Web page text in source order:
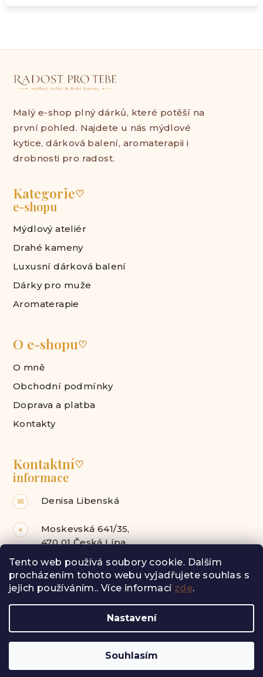
Tento web používá soubory cookie. Dalším
procházením tohoto webu vyjadřujete souhlas s
jejich používáním.. Více informací zde.
Nastavení
Souhlasím
Malý e-shop plný dárků, které potěší na
první pohled. Najdete u nás mýdlové
kytice, dárková balení, aromaterapii i
drobnosti pro radost.
Kategorie♡
e-shopu
Mýdlový ateliér
Drahé kameny
Luxusní dárková balení
Dárky pro muže
Aromaterapie
O e-shopu♡
O mně
Obchodní podmínky
Doprava a platba
Kontakty
Kontaktní♡
informace
✉ Denisa Libenská
⌖
Moskevská 641/35,
470 01 Česká Lípa
Facebook Instagram
vyhrazena.
Vytvořil Shoptet